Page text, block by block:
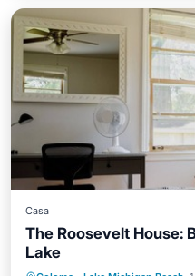
Casa
The Roosevelt House:
Lake